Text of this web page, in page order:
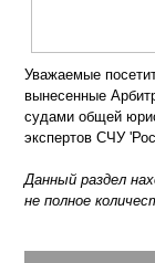
Уважаемые
вынесенные
судами общей
экспертов СЧУ
Данный раздел
не полное